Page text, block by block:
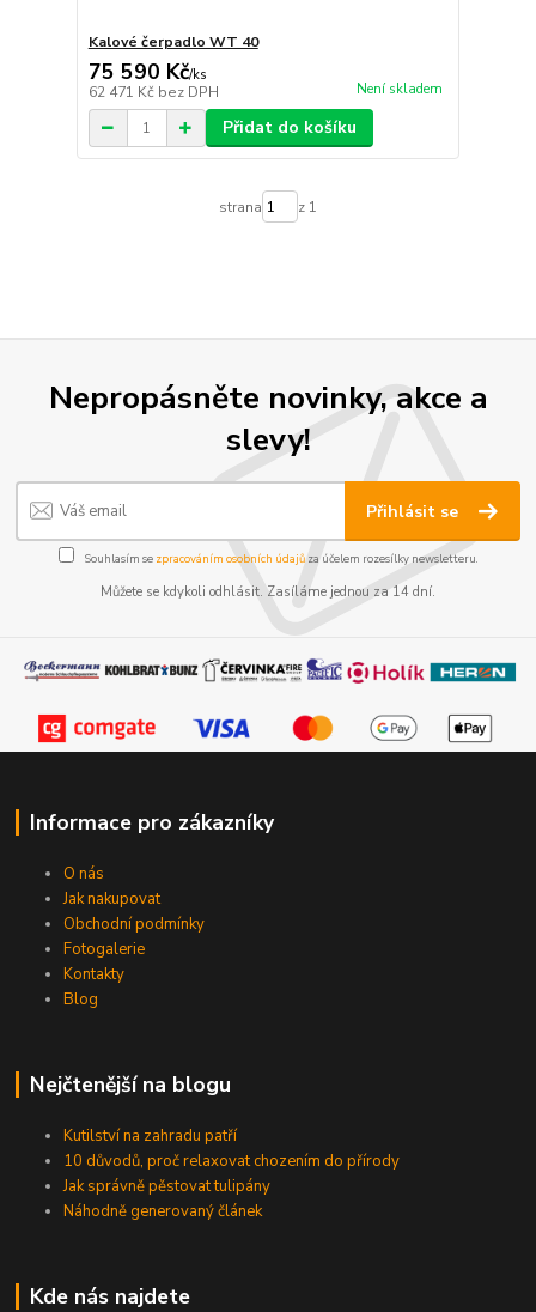
Kalové čerpadlo WT 40
75 590 Kč/ks
62 471 Kč bez DPH Není skladem
Přidat do košíku
strana z 1
Nepropásněte novinky, akce a
slevy!
Přihlásit se
Souhlasím se zpracováním osobních údajůza účelem rozesílky newsletteru.
Můžete se kdykoli odhlásit. Zasíláme jednou za 14 dní.
Informace pro zákazníky
O nás
Jak nakupovat
Obchodní podmínky
Fotogalerie
Kontakty
Blog
Nejčtenější na blogu
Kutilství na zahradu patří
10 důvodů, proč relaxovat chozením do přírody
Jak správně pěstovat tulipány
Náhodně generovaný článek
Kde nás najdete